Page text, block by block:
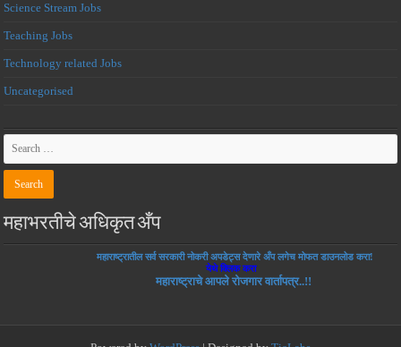
Science Stream Jobs
Teaching Jobs
Technology related Jobs
Uncategorised
महाभरतीचे अधिकृत अँप
महाराष्ट्रातील सर्व सरकारी नोकरी अपडेट्स देणारे अँप लगेच मोफत डाउनलोड करा!
येथे क्लिक करा
महाराष्ट्राचे आपले रोजगार वार्तापत्र..!!